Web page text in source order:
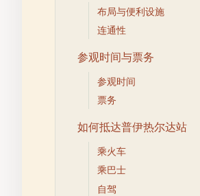
布局与便利设施
连通性
参观时间与票务
参观时间
票务
如何抵达普伊热尔达站
乘火车
乘巴士
自驾